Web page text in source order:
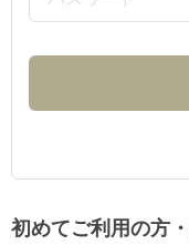
初めてご利用の方